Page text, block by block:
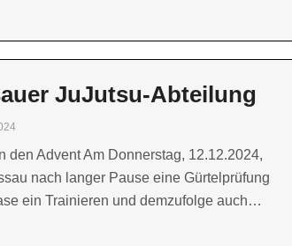
JuJutsu-Abteilung
den Advent Am Donnerstag, 12.12.2024,
nach langer Pause eine Gürtelprüfung
ein Trainieren und demzufolge auch…